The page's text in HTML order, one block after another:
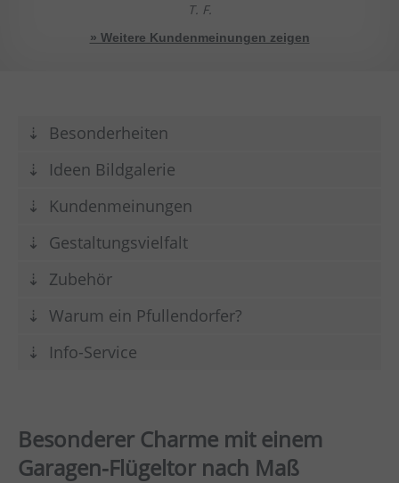
T. F.
» Weitere Kundenmeinungen zeigen
Besonderheiten
Ideen Bildgalerie
Kundenmeinungen
Gestaltungsvielfalt
Zubehör
Warum ein Pfullendorfer?
Info-Service
Besonderer Charme mit einem
Garagen-Flügeltor nach Maß